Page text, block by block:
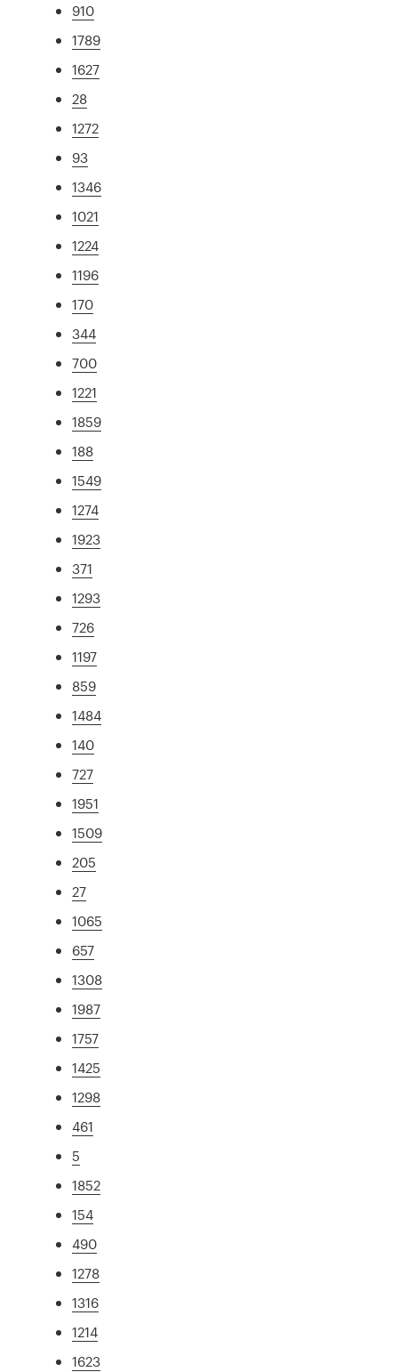
910
1789
1627
28
1272
93
1346
1021
1224
1196
170
344
700
1221
1859
188
1549
1274
1923
371
1293
726
1197
859
1484
140
727
1951
1509
205
27
1065
657
1308
1987
1757
1425
1298
461
5
1852
154
490
1278
1316
1214
1623